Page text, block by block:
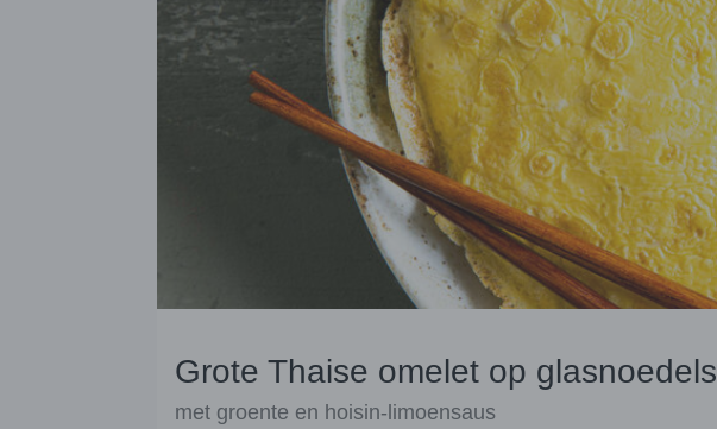
Grote Thaise omelet op glasnoedels
met groente en hoisin-limoensaus